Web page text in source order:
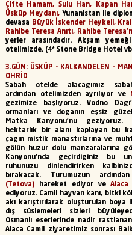
Çifte Hamam, Sulu Han, Kapan
Üsküp Meydanı, Yunanistan ile
devasa Büyük İskender Heykeli,
Rahibe Teresa Anıtı, Rahibe
yerler arasındadır. Akşam
otelimizde. (4* Stone Bridge Hotel
3.GÜN: ÜSKÜP - KALKANDELEN -
OHRİD
Sabah otelde alacağımız
ardından otelimizden ayrılıyor ve
gezimize başlıyoruz. Vodno
ormanları ve doğanın eşsiz
Matka Kanyonu'nu geziyoruz.
hektarlık bir alanı kaplayan bu
çağın mistik manastırlarına ve
gölün huzur dolu manzaralarına
Kanyonu'nda geçirdiğiniz bu
ruhunuzu dinlendirirken
bırakacak. Turumuzun
(Tetova) hareket ediyor veAlaca
ediyoruz. Camii hayvan kanı, bitki
akı karıştırılarak oluşturulan boya
dış süslemeleri sizleri
Osmanlı eserlerinde nadir
Alaca Camii ziyaretimiz sonrası